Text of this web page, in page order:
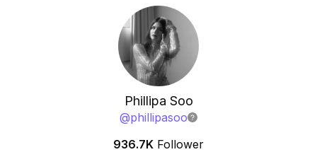
Phillipa Soo
@phillipasoo
936.7K Follower